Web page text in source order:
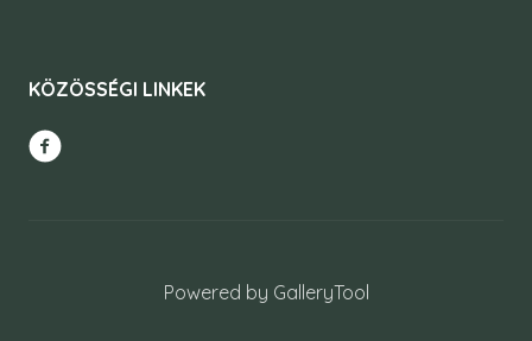
KÖZÖSSÉGI LINKEK
Powered by GalleryTool